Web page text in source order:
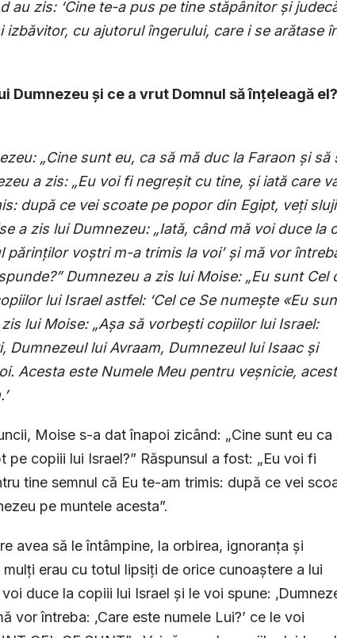
au zis: ‘Cine te-a pus pe tine stăpânitor și
i izbăvitor, cu ajutorul îngerului, care i se arătase
Dumnezeu și ce a vrut Domnul să înțeleagă el?
„Cine sunt eu, ca să mă duc la Faraon și să
a zis: „Eu voi fi negreșit cu tine, și iată care
după ce vei scoate pe popor din Egipt, veți
a zis lui Dumnezeu: „Iată, când mă voi duce la
părinților voștri m-a trimis la voi’și mă vor
Dumnezeu a zis lui Moise: „Eu sunt Cel
lui Israel astfel: ‘Cel ce Se numește «Eu
lui Moise: „Așa să vorbești copiilor lui Israel:
Dumnezeul lui Avraam, Dumnezeul lui Isaac și
Acesta este Numele Meu pentru veșnicie,
Moise s-a dat înapoi zicând: „Cine sunt eu ca
copiii lui Israel?” Răspunsul a fost: „Eu voi fi
tine semnul că Eu te-am trimis: după ce vei
pe muntele acesta”.
avea să le întâmpine, la orbirea, ignoranța și
erau cu totul lipsiți de orice cunoaștere a lui
duce la copiii lui Israel și le voi spune:
vor întreba: ‚Care este numele Lui?’ ce le voi